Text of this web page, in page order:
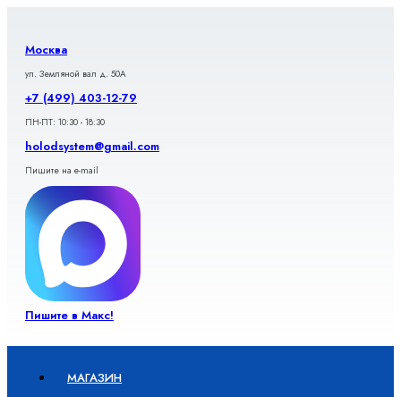
содержимому
Москва
ул. Земляной вал д. 50А
+7 (499) 403-12-79
ПН-ПТ: 10:30 - 18:30
holodsystem@gmail.com
Пишите на e-mail
Пишите в Макс!
МАГАЗИН